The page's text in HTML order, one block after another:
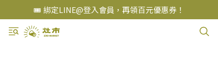
🎟️ 綁定LINE@登入會員，再領百元優惠券！